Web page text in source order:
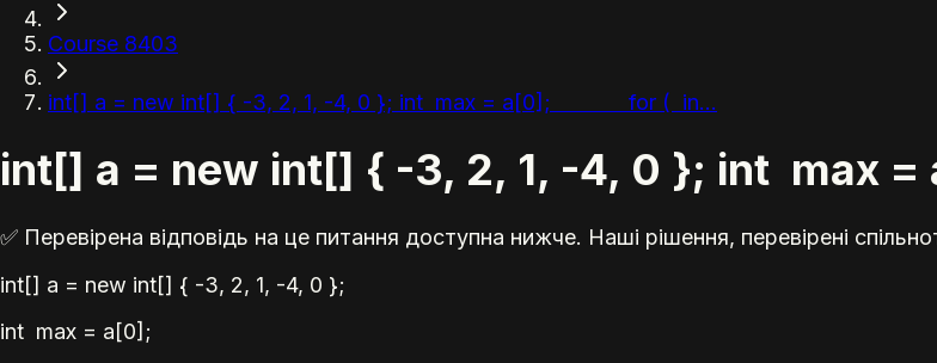
Course 8403
int[] a = new int[] { -3, 2, 1, -4, 0 }; int max = a[0]; for ( in...
int[] a = new int[] { -3, 2, 1, -4, 0 }; int
✅ Перевірена відповідь на це питання доступна нижче. Наші рішення, перевірені
int[] a = new int[] { -3, 2, 1, -4, 0 };
int max = a[0];